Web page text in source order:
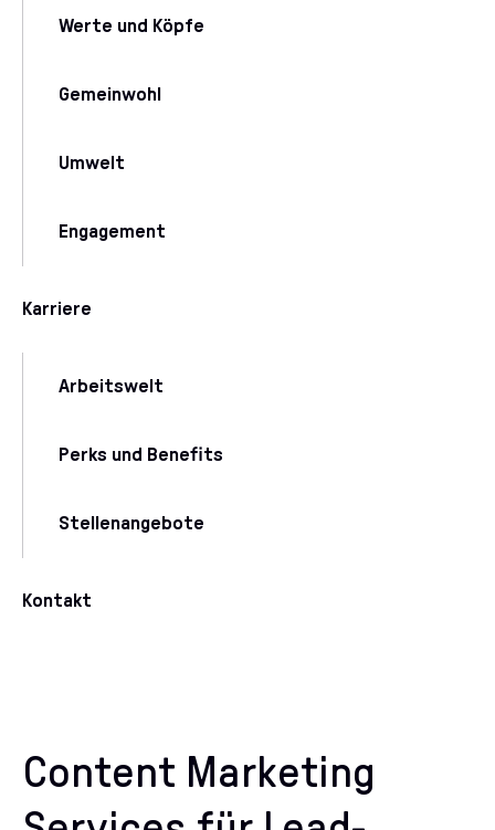
Werte und Köpfe
Gemeinwohl
Umwelt
Engagement
Karriere
Arbeitswelt
Perks und Benefits
Stellenangebote
Kontakt
Content Marketing